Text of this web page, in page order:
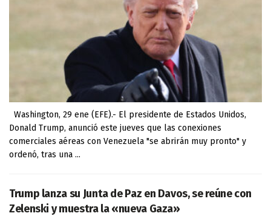
Washington, 29 ene (EFE).- El presidente de Estados Unidos,
Donald Trump, anunció este jueves que las conexiones
comerciales aéreas con Venezuela "se abrirán muy pronto" y
ordenó, tras una ...
Trump lanza su Junta de Paz en Davos, se reúne con
Zelenski y muestra la «nueva Gaza»